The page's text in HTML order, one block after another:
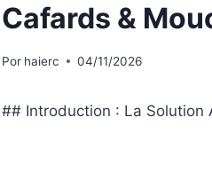
Cafards &
Por haierc 04/11/2026
## Introduction : La Solution